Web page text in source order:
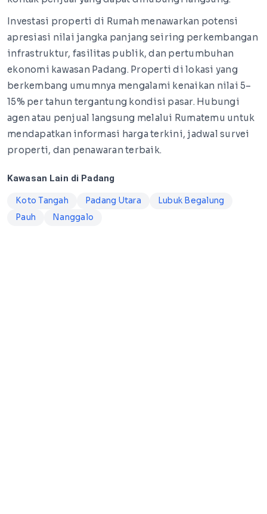
Investasi properti di Rumah menawarkan potensi
apresiasi nilai jangka panjang seiring perkembangan
infrastruktur, fasilitas publik, dan pertumbuhan
ekonomi kawasan Padang. Properti di lokasi yang
berkembang umumnya mengalami kenaikan nilai 5–
15% per tahun tergantung kondisi pasar. Hubungi
agen atau penjual langsung melalui Rumatemu untuk
mendapatkan informasi harga terkini, jadwal survei
properti, dan penawaran terbaik.
Kawasan Lain di Padang
Koto Tangah Padang Utara
Lubuk Begalung
Pauh
Nanggalo